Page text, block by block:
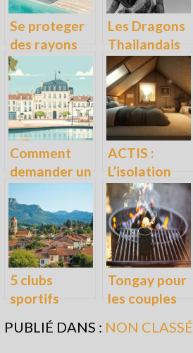
Se proteger
des rayons
du soleil sur
sa terrasse,
comment
faire ?
Les Dragons
Thailandais
et leurs
specificites
Comment
demander un
naissance à
Libourne :
toutes les
étapes à
suivre
ACTIS :
L’isolation
fine qui
optimise
votre espace
de vie
5 clubs
sportifs
incontourna
bles de notre
Tongay pour
les couples
complet et
PUBLIÉ DANS : NON CLASSÉ